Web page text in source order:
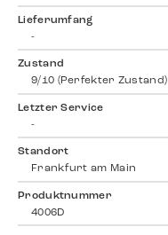
Lieferumfang
-
Zustand
9/10 (Perfekter Zustand)
Letzter Service
-
Standort
Frankfurt am Main
Produktnummer
4006D